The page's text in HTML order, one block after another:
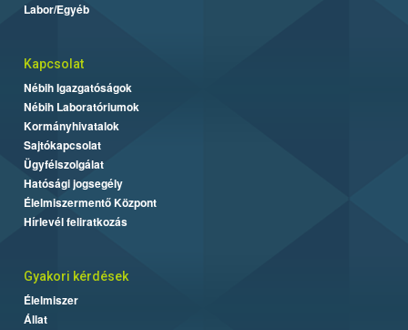
Labor/Egyéb
Kapcsolat
Nébih Igazgatóságok
Nébih Laboratóriumok
Kormányhivatalok
Sajtókapcsolat
Ügyfélszolgálat
Hatósági jogsegély
Élelmiszermentő Központ
Hírlevél feliratkozás
Gyakori kérdések
Élelmiszer
Állat